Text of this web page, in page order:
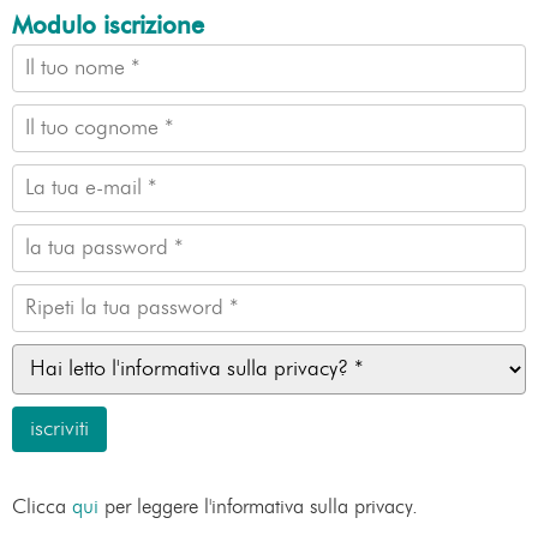
Modulo iscrizione
Clicca qui per leggere l'informativa sulla privacy.